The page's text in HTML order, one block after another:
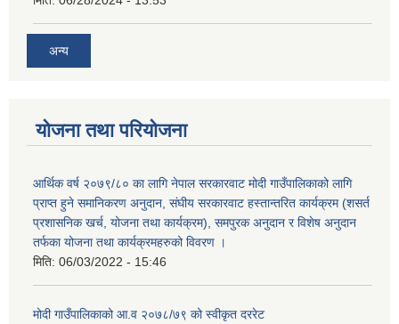
अन्य
योजना तथा परियोजना
आर्थिक वर्ष २०७९/८० का लागि नेपाल सरकारवाट मोदी गाउँपालिकाको लागि
प्राप्त हुने समानिकरण अनुदान, संघीय सरकारवाट हस्तान्तरित कार्यक्रम (शसर्त
प्रशासनिक खर्च, योजना तथा कार्यक्रम), समपुरक अनुदान र विशेष अनुदान
तर्फका योजना तथा कार्यक्रमहरुको विवरण ।
मिति: 06/03/2022 - 15:46
मोदी गाउँपालिकाको आ.व २०७८/७९ को स्वीकृत दररेट